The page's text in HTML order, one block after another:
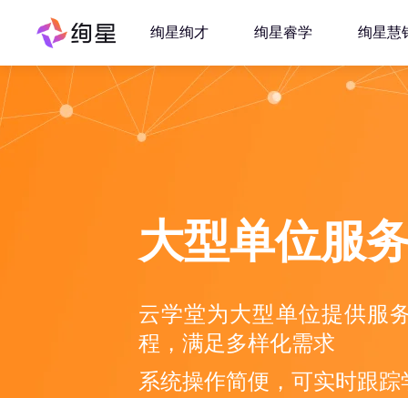
绚星绚才 绚星睿学 绚星慧
大型单位服
云学堂为大型单位提供服
程，满足多样化需求
系统操作简便，可实时跟